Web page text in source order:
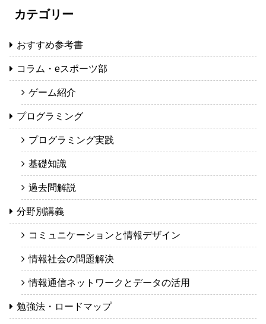
カテゴリー
おすすめ参考書
コラム・eスポーツ部
ゲーム紹介
プログラミング
プログラミング実践
基礎知識
過去問解説
分野別講義
コミュニケーションと情報デザイン
情報社会の問題解決
情報通信ネットワークとデータの活用
勉強法・ロードマップ